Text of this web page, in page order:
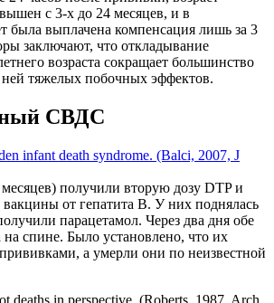
с 3-х до 24 месяцев, и в
была выплачена компенсация лишь за 3
заключают, что откладывание
возраста сокращает большинство
тяжелых побочных эффектов.
СВДС
infant death syndrome. (Balci, 2007, J
получили вторую дозу DTP и
от гепатита В. У них поднялась
парацетамол. Через два дня обе
спине. Было установлено, что их
прививками, а умерли они по неизвестной